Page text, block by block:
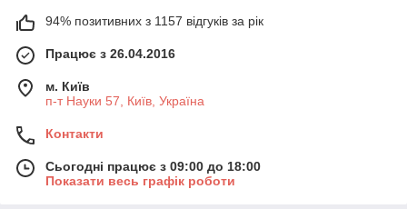
94% позитивних з 1157 відгуків за рік
Працює з 26.04.2016
м. Київ
п-т Науки 57, Київ, Україна
Контакти
Сьогодні працює з 09:00 до 18:00
Показати весь графік роботи